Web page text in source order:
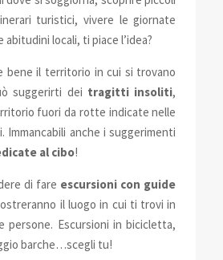
turistici, vivere le giornate
abitudini locali, ti piace l’idea?
bene il territorio in cui si trovano
suggerirti dei tragitti insoliti,
fuori da rotte indicate nelle
Immancabili anche i suggerimenti
al cibo!
di fare escursioni con guide
il luogo in cui ti trovi in
persone. Escursioni in bicicletta,
barche…scegli tu!